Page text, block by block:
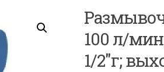
100 л/
1/2″г;